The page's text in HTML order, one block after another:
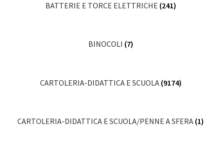
BATTERIE E TORCE ELETTRICHE (241)
BINOCOLI (7)
CARTOLERIA-DIDATTICA E SCUOLA (9174)
CARTOLERIA-DIDATTICA E SCUOLA/PENNE A SFERA (1)